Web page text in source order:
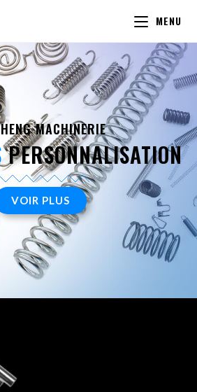
MENU
MACHINERIE
PERSONNALISATION
VOIR PLUS